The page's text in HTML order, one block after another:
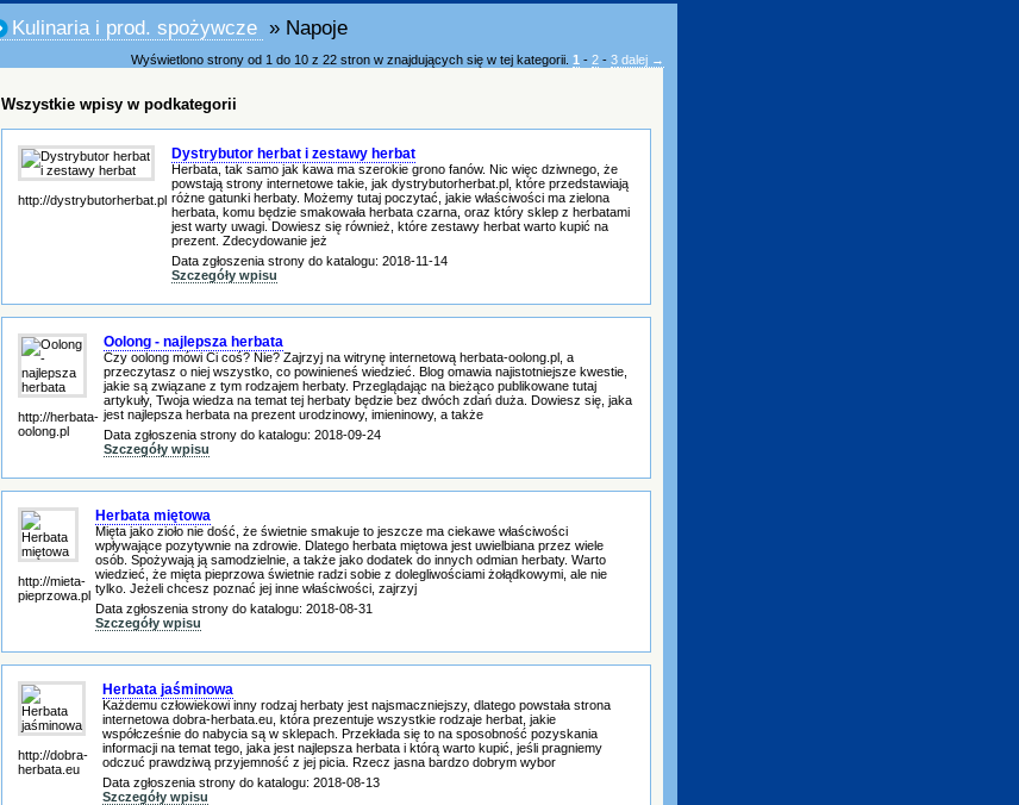
Kulinaria i prod. spożywcze » Napoje
Wyświetlono strony od 1 do 10 z 22 stron w znajdujących się w tej kategorii. 1 - 2 - 3 dalej →
Wszystkie wpisy w podkategorii
http://dystrybutorherbat.pl
Dystrybutor herbat i zestawy herbat
Herbata, tak samo jak kawa ma szerokie grono fanów. Nic więc dziwnego, że
powstają strony internetowe takie, jak dystrybutorherbat.pl, które przedstawiają
różne gatunki herbaty. Możemy tutaj poczytać, jakie właściwości ma zielona
herbata, komu będzie smakowała herbata czarna, oraz który sklep z herbatami
jest warty uwagi. Dowiesz się również, które zestawy herbat warto kupić na
prezent. Zdecydowanie jeż
Data zgłoszenia strony do katalogu: 2018-11-14
Szczegóły wpisu
http://herbata-
oolong.pl
Oolong - najlepsza herbata
Czy oolong mówi Ci coś? Nie? Zajrzyj na witrynę internetową herbata-oolong.pl, a
przeczytasz o niej wszystko, co powinieneś wiedzieć. Blog omawia najistotniejsze kwestie,
jakie są związane z tym rodzajem herbaty. Przeglądając na bieżąco publikowane tutaj
artykuły, Twoja wiedza na temat tej herbaty będzie bez dwóch zdań duża. Dowiesz się, jaka
jest najlepsza herbata na prezent urodzinowy, imieninowy, a także
Data zgłoszenia strony do katalogu: 2018-09-24
Szczegóły wpisu
http://mieta-
pieprzowa.pl
Herbata miętowa
Mięta jako zioło nie dość, że świetnie smakuje to jeszcze ma ciekawe właściwości
wpływające pozytywnie na zdrowie. Dlatego herbata miętowa jest uwielbiana przez wiele
osób. Spożywają ją samodzielnie, a także jako dodatek do innych odmian herbaty. Warto
wiedzieć, że mięta pieprzowa świetnie radzi sobie z dolegliwościami żołądkowymi, ale nie
tylko. Jeżeli chcesz poznać jej inne właściwości, zajrzyj
Data zgłoszenia strony do katalogu: 2018-08-31
Szczegóły wpisu
http://dobra-
herbata.eu
Herbata jaśminowa
Każdemu człowiekowi inny rodzaj herbaty jest najsmaczniejszy, dlatego powstała strona
internetowa dobra-herbata.eu, która prezentuje wszystkie rodzaje herbat, jakie
współcześnie do nabycia są w sklepach. Przekłada się to na sposobność pozyskania
informacji na temat tego, jaka jest najlepsza herbata i którą warto kupić, jeśli pragniemy
odczuć prawdziwą przyjemność z jej picia. Rzecz jasna bardzo dobrym wybor
Data zgłoszenia strony do katalogu: 2018-08-13
Szczegóły wpisu